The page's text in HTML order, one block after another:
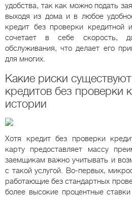
удобства, так как можно подать
выходя из дома и в любое
кредит без проверки кредитной
сочетает в себе скорость,
обслуживания, что делает его
для многих.
Какие риски
кредитов без проверки
истории
Хотя кредит без проверки
карту предоставляет массу
заемщикам важно учитывать и
с такой услугой. Во-первых,
работающие без стандартных
более высокие процентные